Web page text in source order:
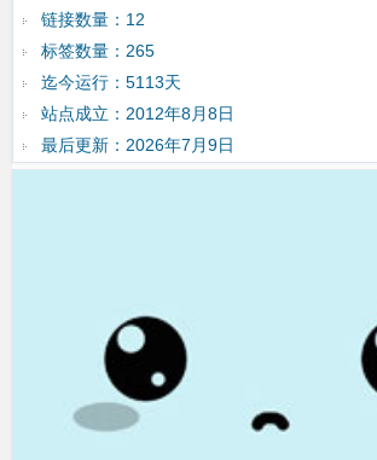
链接数量：12
标签数量：265
迄今运行：5113天
站点成立：2012年8月8日
最后更新：2026年7月9日